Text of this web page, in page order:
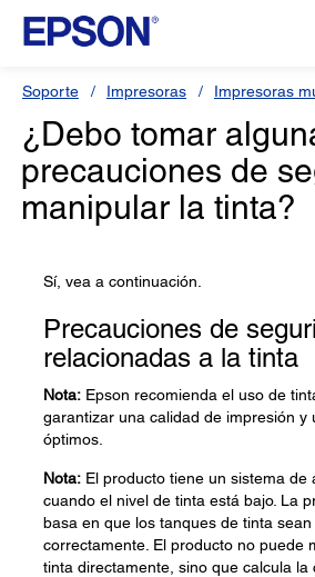
Soporte Impresoras Impresoras
¿Debo tomar
precauciones de
manipular la tinta?
Sí, vea a continuación.
Precauciones de
relacionadas a la tinta
Nota: Epson recomienda el uso de
garantizar una calidad de impresión y
óptimos.
Nota: El producto tiene un sistema de
cuando el nivel de tinta está bajo. La
basa en que los tanques de tinta
correctamente. El producto no puede
tinta directamente, sino que calcula la